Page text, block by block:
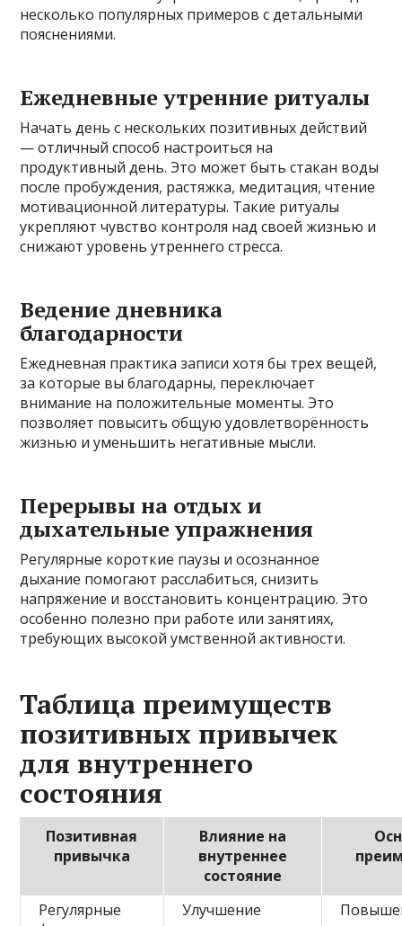
несколько популярных примеров с детальными
пояснениями.
Ежедневные утренние ритуалы
Начать день с нескольких позитивных действий
— отличный способ настроиться на
продуктивный день. Это может быть стакан воды
после пробуждения, растяжка, медитация, чтение
мотивационной литературы. Такие ритуалы
укрепляют чувство контроля над своей жизнью и
снижают уровень утреннего стресса.
Ведение дневника
благодарности
Ежедневная практика записи хотя бы трех вещей,
за которые вы благодарны, переключает
внимание на положительные моменты. Это
позволяет повысить общую удовлетворённость
жизнью и уменьшить негативные мысли.
Перерывы на отдых и
дыхательные упражнения
Регулярные короткие паузы и осознанное
дыхание помогают расслабиться, снизить
напряжение и восстановить концентрацию. Это
особенно полезно при работе или занятиях,
требующих высокой умственной активности.
Таблица преимуществ
позитивных привычек
для внутреннего
состояния
Позитивная
привычка
Влияние на
внутреннее
состояние
Регулярные
Улучшение